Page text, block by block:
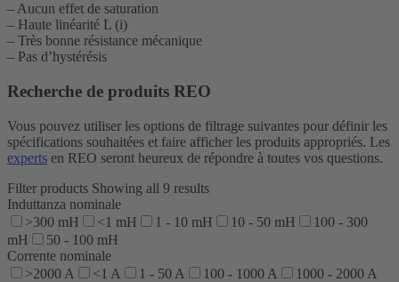
– Aucun effet de saturation
– Haute linéarité L (i)
– Très bonne résistance mécanique
– Pas d’hystérésis
Recherche de produits REO
Vous pouvez utiliser les options de filtrage suivantes pour définir les
spécifications souhaitées et faire afficher les produits appropriés. Les
experts en REO seront heureux de répondre à toutes vos questions.
Filter products Showing all 9 results
Induttanza nominale
>300 mH
<1 mH 1 - 10 mH 10 - 50 mH
100 - 300
mH
50 - 100 mH
Corrente nominale
>2000 A
<1 A 1 - 50 A 100 - 1000 A
1000 - 2000 A